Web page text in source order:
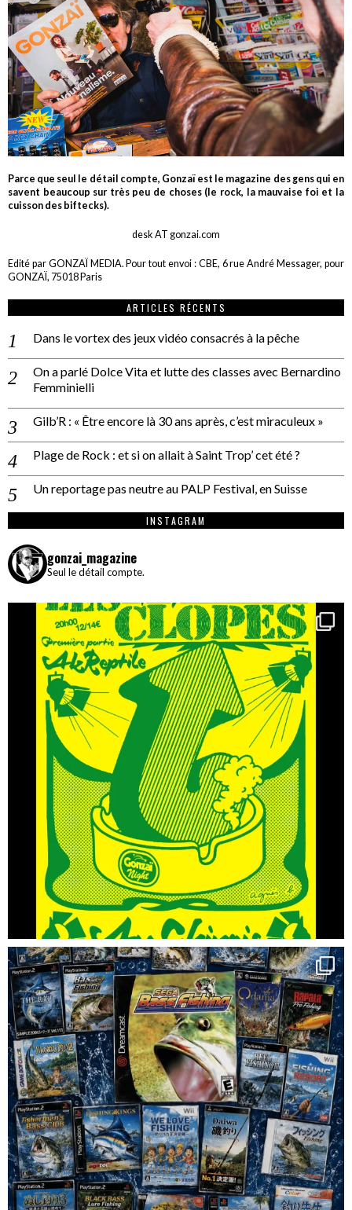
Parce que seul le détail compte, Gonzaï est le magazine des gens qui en
savent beaucoup sur très peu de choses (le rock, la mauvaise foi et la
cuisson des biftecks).
desk AT gonzai.com
Edité par GONZAÏ MEDIA. Pour tout envoi : CBE, 6 rue André Messager, pour
GONZAÏ, 75018 Paris
ARTICLES RÉCENTS
Dans le vortex des jeux vidéo consacrés à la pêche
On a parlé Dolce Vita et lutte des classes avec Bernardino
Femminielli
Gilb’R : « Être encore là 30 ans après, c’est miraculeux »
Plage de Rock : et si on allait à Saint Trop’ cet été ?
Un reportage pas neutre au PALP Festival, en Suisse
INSTAGRAM
gonzai_magazine
Seul le détail compte.